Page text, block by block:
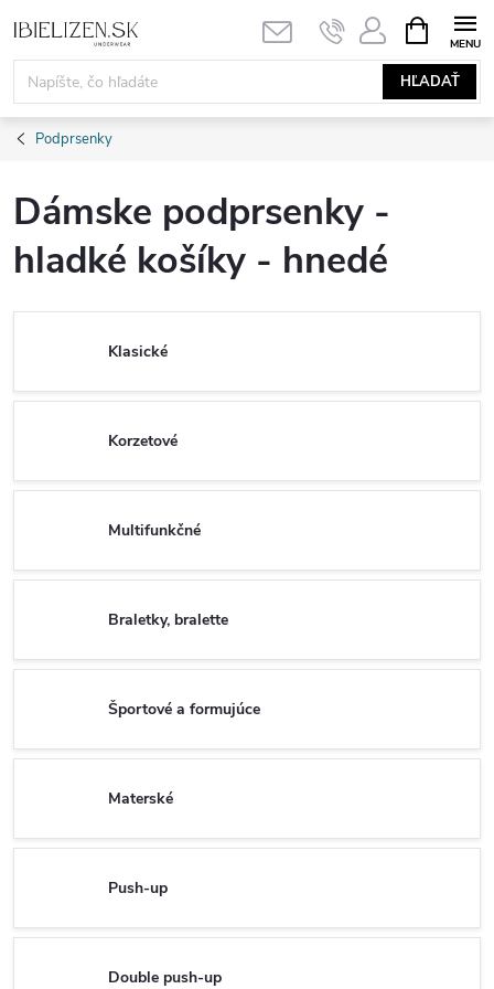
na
obsah
HĽADAŤ
KOŠÍK
Podprsenky
Dámske podprsenky -
hladké košíky - hnedé
Klasické
Korzetové
Multifunkčné
Braletky, bralette
Športové a formujúce
Materské
Push-up
Double push-up